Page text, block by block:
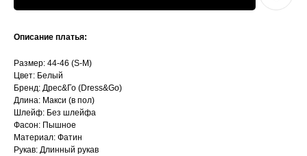
Описание платья:
Размер: 44-46 (S-M)
Цвет: Белый
Бренд: Дрес&Го (Dress&Go)
Длина: Макси (в пол)
Шлейф: Без шлейфа
Фасон: Пышное
Материал: Фатин
Рукав: Длинный рукав